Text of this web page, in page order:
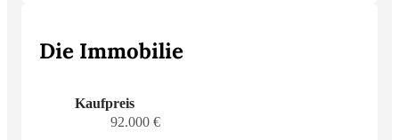
Die Immobilie
Kaufpreis
92.000 €